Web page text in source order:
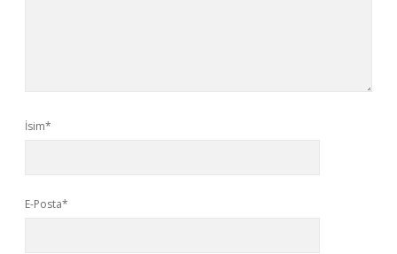
İsim*
E-Posta*